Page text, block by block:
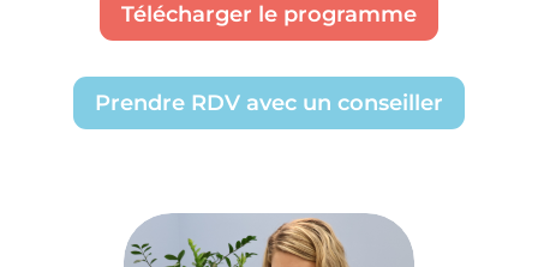
Télécharger le programme
Prendre RDV avec un conseiller